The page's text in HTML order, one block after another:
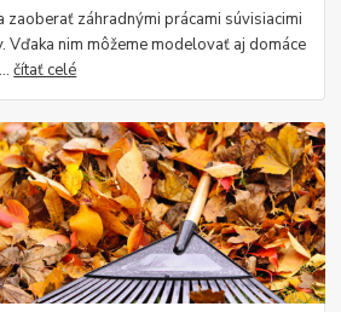
zaoberať záhradnými prácami súvisiacimi
Vďaka nim môžeme modelovať aj domáce
čítať celé